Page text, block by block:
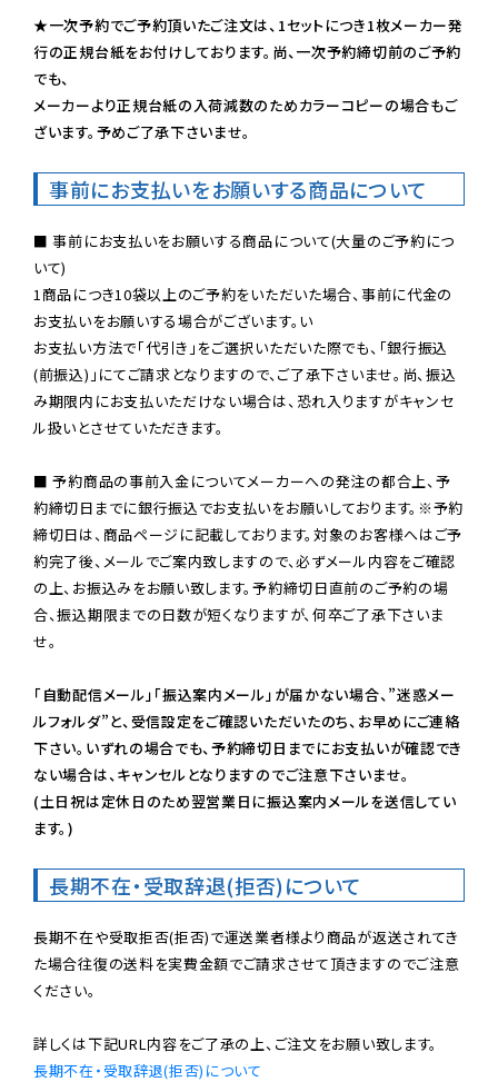
★一次予約でご予約頂いたご注文は、1セットにつき1枚メーカー発
行の正規台紙をお付けしております。尚、一次予約締切前のご予約
でも、
メーカーより正規台紙の入荷減数のためカラーコピーの場合もご
ざいます。予めご了承下さいませ。
事前にお支払いをお願いする商品について
■ 事前にお支払いをお願いする商品について(大量のご予約につ
いて)
1商品につき10袋以上のご予約をいただいた場合、事前に代金の
お支払いをお願いする場合がございます。い
お支払い方法で「代引き」をご選択いただいた際でも、「銀行振込
(前振込)」にてご請求となりますので、ご了承下さいませ。尚、振込
み期限内にお支払いただけない場合は、恐れ入りますがキャンセ
ル扱いとさせていただきます。
■ 予約商品の事前入金についてメーカーへの発注の都合上、予
約締切日までに銀行振込でお支払いをお願いしております。※予約
締切日は、商品ページに記載しております。対象のお客様へはご予
約完了後、メールでご案内致しますので、必ずメール内容をご確認
の上、お振込みをお願い致します。予約締切日直前のご予約の場
合、振込期限までの日数が短くなりますが、何卒ご了承下さいま
せ。
「自動配信メール」「振込案内メール」が届かない場合、”迷惑メー
ルフォルダ”と、受信設定をご確認いただいたのち、お早めにご連絡
下さい。いずれの場合でも、予約締切日までにお支払いが確認でき
ない場合は、キャンセルとなりますのでご注意下さいませ。
(土日祝は定休日のため翌営業日に振込案内メールを送信してい
ます。)
長期不在・受取辞退(拒否)について
長期不在や受取拒否(拒否)で運送業者様より商品が返送されてき
た場合往復の送料を実費金額でご請求させて頂きますのでご注意
ください。
長期不在・受取辞退(拒否)について